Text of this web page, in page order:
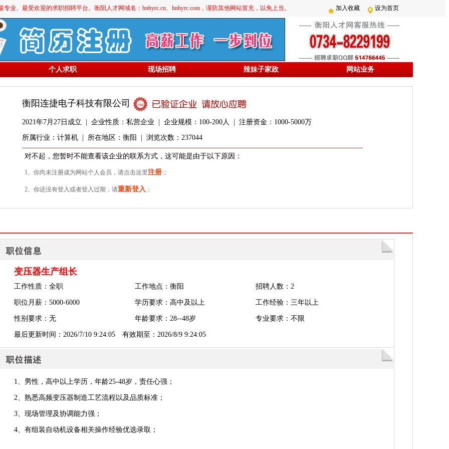
业、最受欢迎的求职招聘平台。衡阳人才网域名：hnhyrc.cn、hnhyrc.com，谨防其他网站冒充，以免上当。 加入收藏 设为首页
个人求职 现场招聘 辣妹子家政 网站业务
衡阳连捷电子科技有限公司
2021年7月27日成立 | 企业性质：私营企业 | 企业规模：100-200人 | 注册资金：1000-5000万
所属行业：计算机 | 所在地区：衡阳 | 浏览次数：237044
对不起，您暂时不能查看该企业的联系方式，这可能是由于以下原因：
1、你尚未注册成为网站个人会员，请点击这里注册；
2、你还没有登入或者登入过期，请重新登入 ；
变压器生产组长
工作性质：全职 工作地点：衡阳 招聘人数：2
职位月薪：5000-6000 学历要求：高中及以上 工作经验：三年以上
性别要求：无 年龄要求：28--48岁 专业要求：不限
最后更新时间：2026/7/10 9:24:05 有效期至：2026/8/9 9:24:05
1、男性，高中以上学历，年龄25-48岁，责任心强；
2、熟悉高频变压器制造工艺流程以及品质标准；
3、现场管理及协调能力强；
4、有组装自动机设备相关操作经验优选录取；